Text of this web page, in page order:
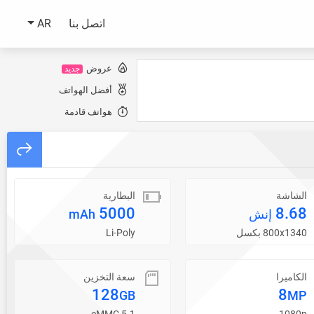
اتصل بنا AR
عروض جديد
أفضل الهواتف
هواتف قادمة
الشاشة
8.68 إنش
800x1340 بكسل
البطارية
5000
mAh
Li-Poly
الكاميرا
8MP
سعة التخزين
128GB